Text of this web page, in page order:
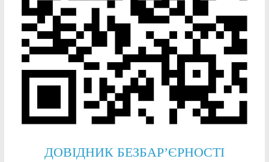
ДОВІДНИК БЕЗБАР’ЄРНОСТІ